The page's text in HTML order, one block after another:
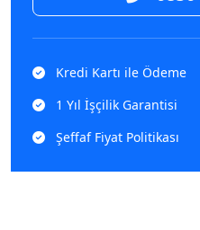
Kredi Kartı ile Ödeme
1 Yıl İşçilik Garantisi
Şeffaf Fiyat Politikası